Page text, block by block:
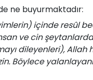
ne buyurmaktadır:
içinde resûl
ve cin
dileyenleri), Allah
Böylece